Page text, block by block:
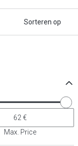
Sorteren op
Max. Price